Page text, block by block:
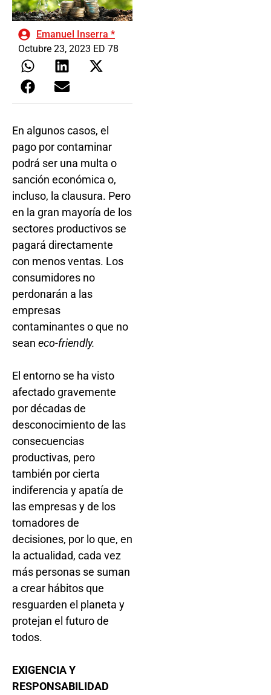
Emanuel Inserra *
Octubre 23, 2023 ED 78
En algunos casos, el
pago por contaminar
podrá ser una multa o
sanción económica o,
incluso, la clausura. Pero
en la gran mayoría de los
sectores productivos se
pagará directamente
con menos ventas. Los
consumidores no
perdonarán a las
empresas
contaminantes o que no
sean eco-friendly.
El entorno se ha visto
afectado gravemente
por décadas de
desconocimiento de las
consecuencias
productivas, pero
también por cierta
indiferencia y apatía de
las empresas y de los
tomadores de
decisiones, por lo que, en
la actualidad, cada vez
más personas se suman
a crear hábitos que
resguarden el planeta y
protejan el futuro de
todos.
EXIGENCIA Y
RESPONSABILIDAD